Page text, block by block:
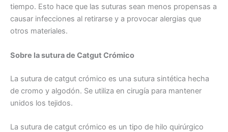
tiempo. Esto hace que las suturas sean menos propensas a
causar infecciones al retirarse y a provocar alergias que
otros materiales.
Sobre la sutura de Catgut Crómico
La sutura de catgut crómico es una sutura sintética hecha
de cromo y algodón. Se utiliza en cirugía para mantener
unidos los tejidos.
La sutura de catgut crómico es un tipo de hilo quirúrgico